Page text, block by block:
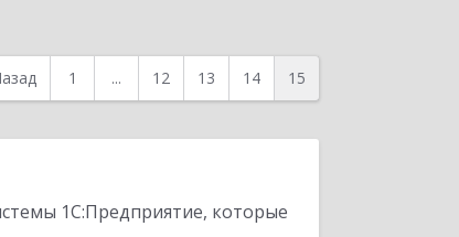
1 ... 12 13 14 15
1С:Предприятие, которые